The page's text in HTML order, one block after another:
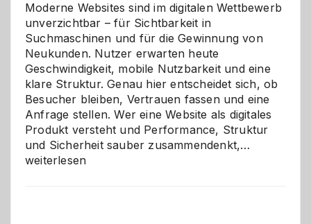
Moderne Websites sind im digitalen Wettbewerb
unverzichtbar – für Sichtbarkeit in
Suchmaschinen und für die Gewinnung von
Neukunden. Nutzer erwarten heute
Geschwindigkeit, mobile Nutzbarkeit und eine
klare Struktur. Genau hier entscheidet sich, ob
Besucher bleiben, Vertrauen fassen und eine
Anfrage stellen. Wer eine Website als digitales
Produkt versteht und Performance, Struktur
und Sicherheit sauber zusammendenkt,…
weiterlesen